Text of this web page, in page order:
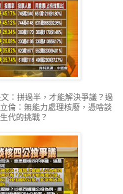
：拼過半，才能解決爭議？過
倫：無能力處理核廢，憑啥談
代的挑戰？